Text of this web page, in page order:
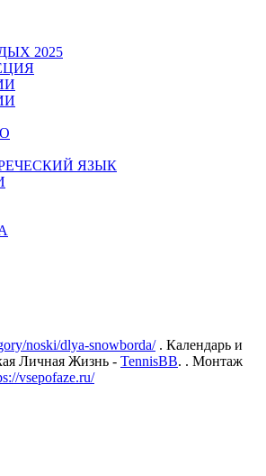
2025
ЯЗЫК
noski/dlya-snowborda/. Календарь и
Личная Жизнь - TennisBB. . Монтаж
vsepofaze.ru/